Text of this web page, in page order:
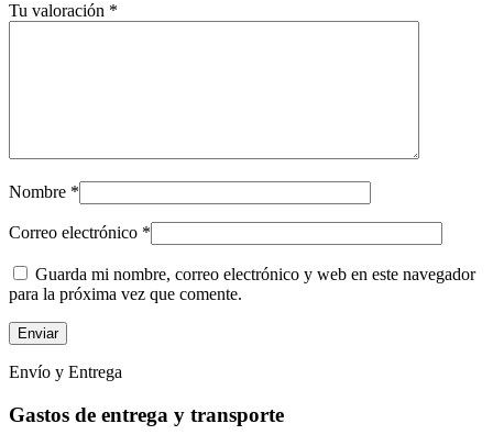
Tu valoración *
Nombre *
Correo electrónico *
Guarda mi nombre, correo electrónico y web en este navegador
para la próxima vez que comente.
Envío y Entrega
Gastos de entrega y transporte